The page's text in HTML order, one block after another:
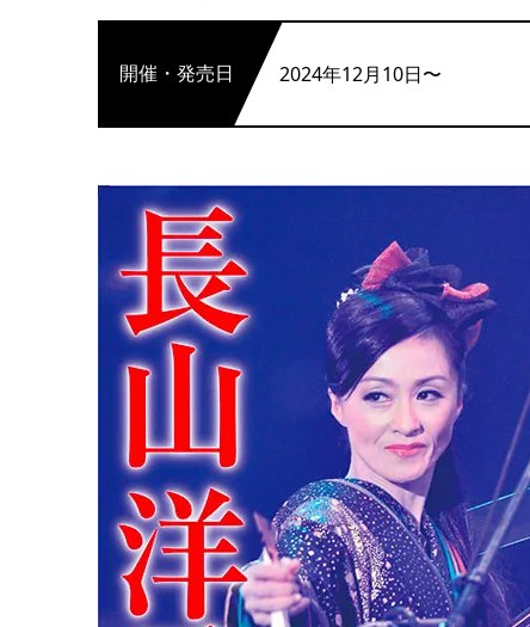
開催・発売日 2024年12月10日〜